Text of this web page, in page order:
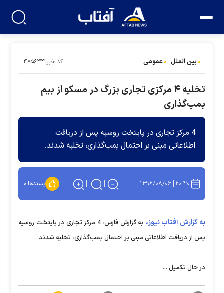
بین الملل عمومی کد خبر:۴۸۵۶۳۴
تخلیه ۴ مرکزی تجاری بزرگ در مسکو از بیم
بمب‌گذاری
4 مرکز تجاری در پایتخت روسیه پس از دریافت
اطلاعاتی مبنی بر احتمال بمب‌گذاری، تخلیه شدند.
۲۰:۴۰ ۱۳۹۶/۰۸/۰۶ پسندها:۰
به گزارش آفتاب نیوز،
به گزارش فارس، 4 مرکز تجاری در پایتخت روسیه
پس از دریافت اطلاعاتی مبنی بر احتمال بمب‌گذاری، تخلیه شدند.
در حال تکمیل ...